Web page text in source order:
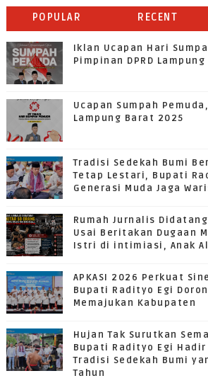
POPULAR RECENT
Iklan Ucapan Hari
Pimpinan DPRD
Ucapan Sumpah
Lampung Barat 2025
Tradisi Sedekah Bumi
Tetap Lestari, Bupati
Generasi Muda Jaga
Rumah Jurnalis
Usai Beritakan Dugaan
Istri di intimiasi, Anak
APKASI 2026 Perkuat
Bupati Radityo Egi
Memajukan Kabupaten
Hujan Tak Surutkan
Bupati Radityo Egi
Tradisi Sedekah Bumi
Tahun